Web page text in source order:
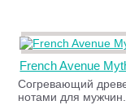
French Avenue
Согревающий
нотами для мужчин.